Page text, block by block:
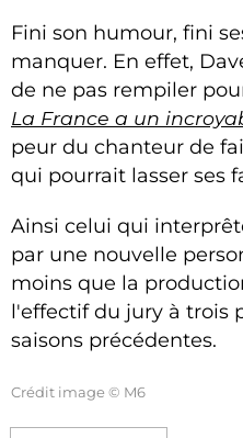
Fini son humour, fini
manquer. En effet,
de ne pas rempiler
La France a un
peur du chanteur de
qui pourrait lasser ses
Ainsi celui qui
par une nouvelle
moins que la
l'effectif du jury à trois
saisons précédentes.
Crédit image © M6